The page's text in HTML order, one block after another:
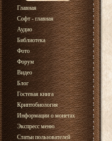
Главная
Софт - главная
Аудио
Библиотека
Фото
Форум
Видео
Блог
Гостевая книга
Криптобиология
Информации о монетах
Экспресс меню
Статьи пользователей